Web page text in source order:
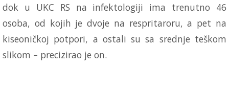
dok u UKC RS na infektologiji ima trenutno 46
osoba, od kojih je dvoje na respritaroru, a pet na
kiseoničkoj potpori, a ostali su sa srednje teškom
slikom – precizirao je on.